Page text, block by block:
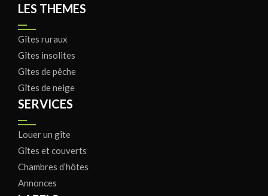
LES THEMES
Gîtes ruraux
Gîtes insolites
Gîtes de pêche
Gîtes de neige
SERVICES
Louer un gîte
Gîtes et couverts
Chambres d’hôtes
Annonces